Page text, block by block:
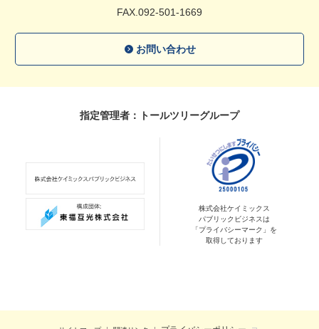
FAX.092-501-1669
お問い合わせ
指定管理者：トールツリーグループ
株式会社ケイミックス
パブリックビジネスは
「プライバシーマーク」を
取得しております